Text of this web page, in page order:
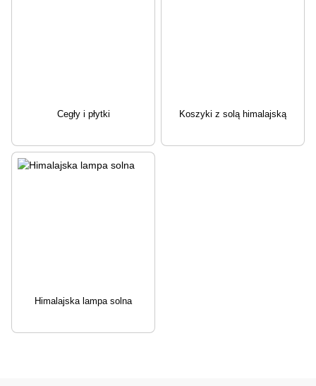
Cegły i płytki Koszyki z solą himalajską
Himalajska lampa solna